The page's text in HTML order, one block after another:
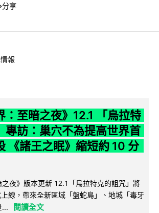
分享
報
：至暗之夜》12.1 「烏拉特
專訪：巢穴不為提高世界首
《諸王之眠》縮短約 10 分
之夜》版本更新 12.1「烏拉特克的詛咒」將
線，帶來全新區域「盤蛇島」、地城「毒牙
...
閱讀全文